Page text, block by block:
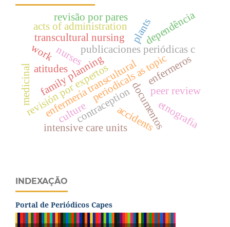
documentos
periodicals as topic
revisión por expertos
publicaciones periódicas c
transcultural nursing
enfermería transcultural
family planning
contraception peer review
acts of administration
nurses enfermeros
accidentsetnografia
atitudes
dependência
culture
plants
medicinal
intensive care units
revisão por pares
work
INDEXAÇÃO
Portal de Periódicos Capes